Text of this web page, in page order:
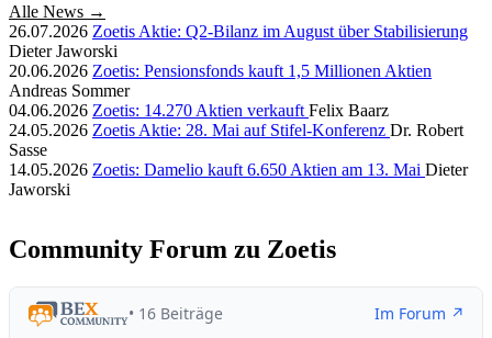
Alle News →
26.07.2026 Zoetis Aktie: Q2-Bilanz im August über Stabilisierung
Dieter Jaworski
20.06.2026 Zoetis: Pensionsfonds kauft 1,5 Millionen Aktien
Andreas Sommer
04.06.2026 Zoetis: 14.270 Aktien verkauft Felix Baarz
24.05.2026 Zoetis Aktie: 28. Mai auf Stifel-Konferenz Dr. Robert
Sasse
14.05.2026 Zoetis: Damelio kauft 6.650 Aktien am 13. Mai Dieter
Jaworski
Community Forum zu Zoetis